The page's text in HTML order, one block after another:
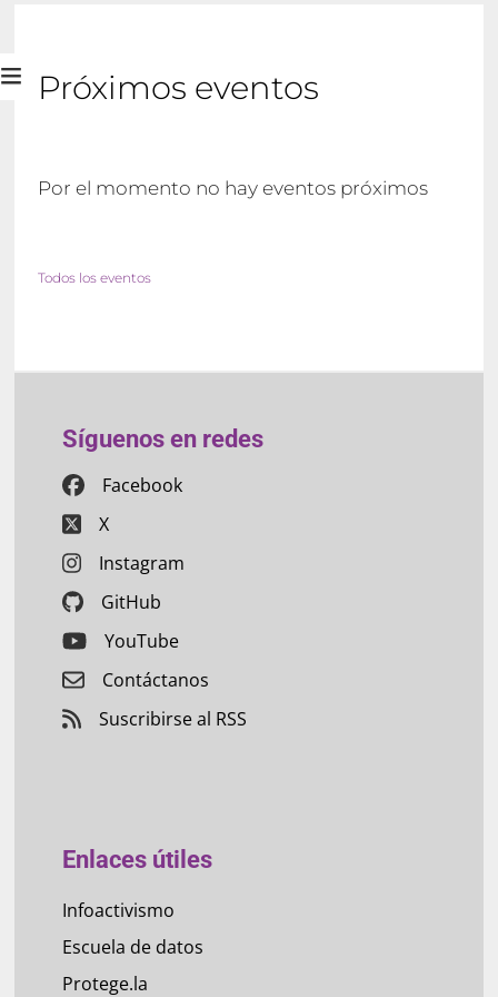
Próximos eventos
Por el momento no hay eventos próximos
Todos los eventos
Síguenos en redes
Facebook
X
Instagram
GitHub
YouTube
Contáctanos
Suscribirse al RSS
Enlaces útiles
Infoactivismo
Escuela de datos
Protege.la